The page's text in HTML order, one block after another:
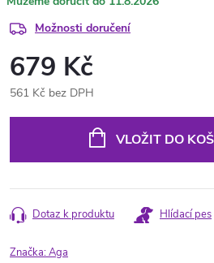
Možnosti doručení
679 Kč
561 Kč bez DPH
VLOŽIT DO
Dotaz k produktu Hlídací pes
Značka:Aga